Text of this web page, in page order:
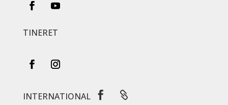
TINERET
INTERNATIONAL  